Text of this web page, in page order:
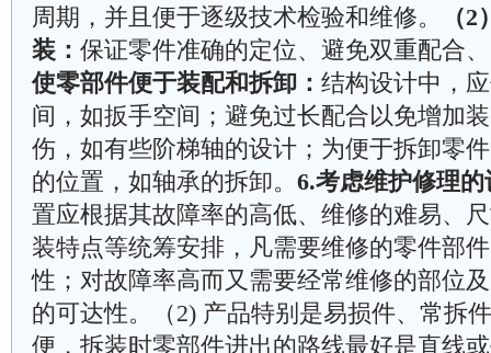
周期，并且便于逐级技术检验和维修。
（
装： 保证零件准确的定位、避免双重配合
使零部件便于装配和拆卸： 结构设计中，
间，如扳手空间；避免过长配合以免增加
伤，如有些阶梯轴的设计；为便于拆卸零
的位置，如轴承的拆卸。 6.考虑维护修理
置应根据其故障率的高低、维修的难易、
装特点等统筹安排，凡需要维修的零件部
性；对故障率高而又需要经常维修的部位
的可达性。（2) 产品特别是易损件、常拆
便，拆装时零部件进出的路线最好是直线